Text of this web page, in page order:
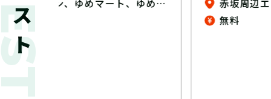
ゆめタウン、ゆめマート、ゆめテラス、 ゆめシティ、ゆめモール店内（一部店舗除く）
赤坂周辺エリア